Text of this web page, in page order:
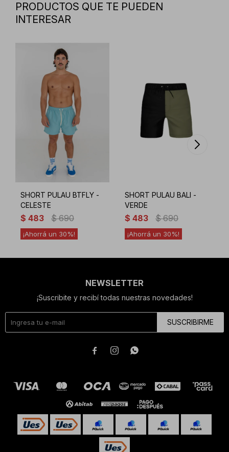
PRODUCTOS QUE TE PUEDEN
INTERESAR
SHORT PULAU BTFLY -
CELESTE
$ 483 $ 690
30
SHORT PULAU BALI -
VERDE
$ 483 $ 690
30
NEWSLETTER
¡Suscribite y recibí todas nuestras novedades!
SUSCRIBIRME
  